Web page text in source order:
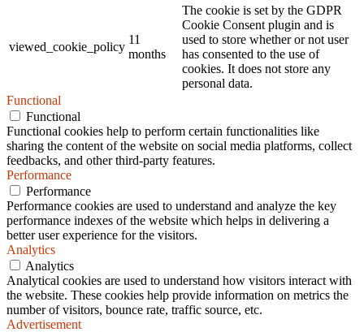
viewed_cookie_policy
11
months
The cookie is set by the GDPR
Cookie Consent plugin and is
used to store whether or not user
has consented to the use of
cookies. It does not store any
personal data.
Functional
Functional
Functional cookies help to perform certain functionalities like
sharing the content of the website on social media platforms, collect
feedbacks, and other third-party features.
Performance
Performance
Performance cookies are used to understand and analyze the key
performance indexes of the website which helps in delivering a
better user experience for the visitors.
Analytics
Analytics
Analytical cookies are used to understand how visitors interact with
the website. These cookies help provide information on metrics the
number of visitors, bounce rate, traffic source, etc.
Advertisement